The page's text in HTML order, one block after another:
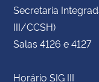
Secretaria
III/CCSH)
Salas 4126 e 4127
Horário SIG III